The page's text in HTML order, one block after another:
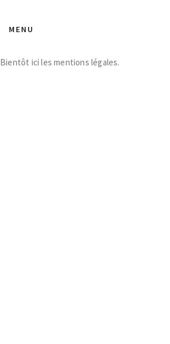
MENU
Bientôt ici les mentions légales.